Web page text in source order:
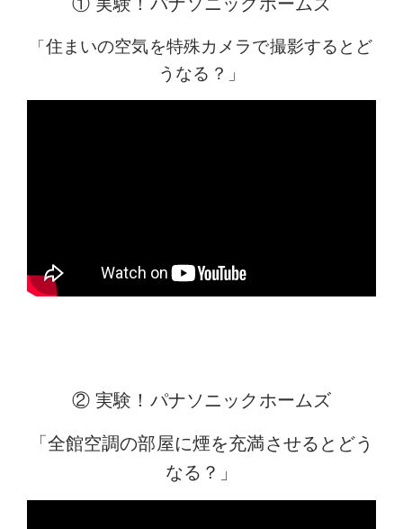
「住まいの空気を特殊カメラで撮影するとど
うなる？」
② 実験！パナソニックホームズ
「全館空調の部屋に煙を充満させるとどう
なる？」